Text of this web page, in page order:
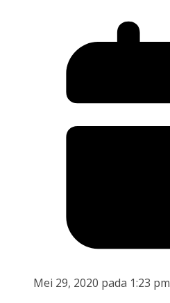
Mei 29, 2020 pada 1:23 pm